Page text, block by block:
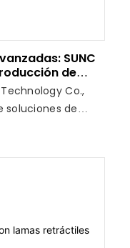
SUNC
de
sistema deCo.,
soluciones de
y productos